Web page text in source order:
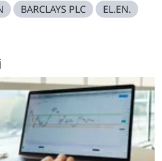
BARCLAYS PLC
EL.EN.